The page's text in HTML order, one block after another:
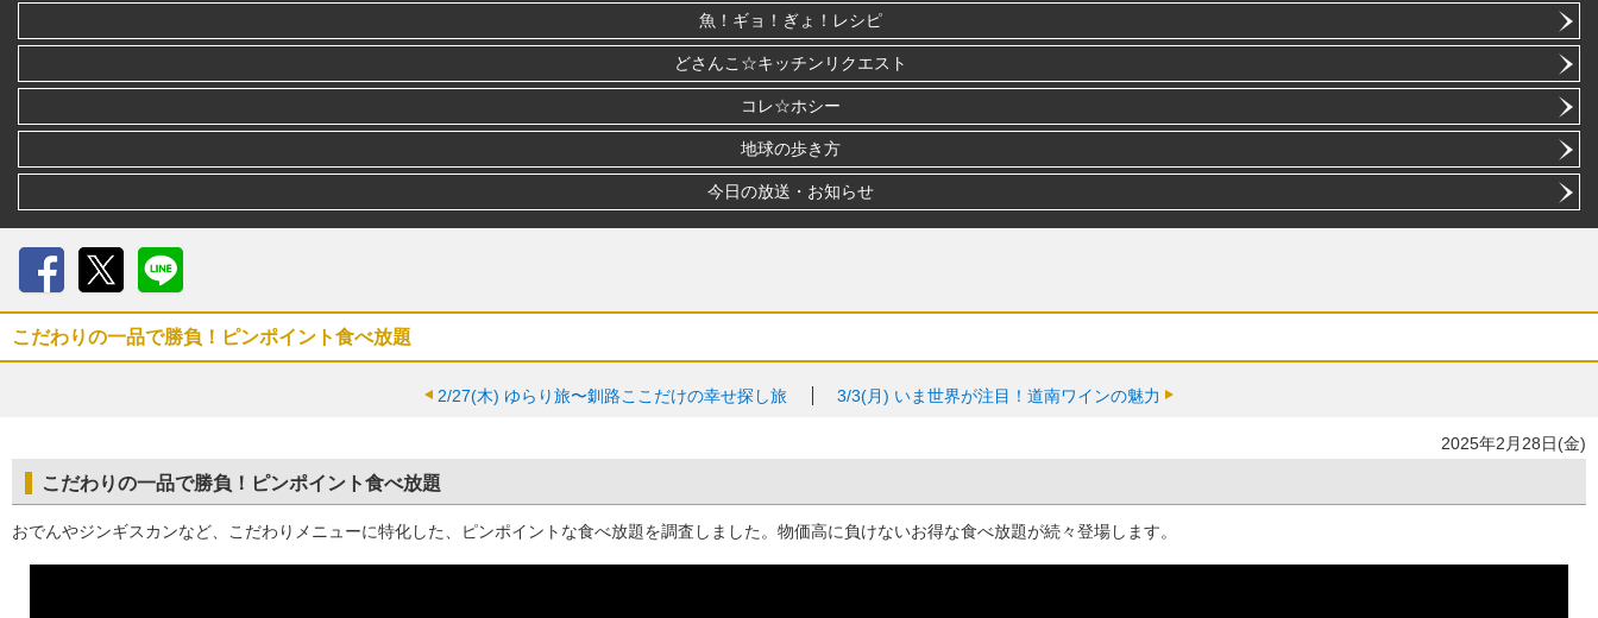
魚！ギョ！ぎょ！レシピ
どさんこ☆キッチンリクエスト
コレ☆ホシー
地球の歩き方
今日の放送・お知らせ
こだわりの一品で勝負！ピンポイント食べ放題
2/27(木) ゆらり旅〜釧路ここだけの幸せ探し旅 3/3(月) いま世界が注目！道南ワインの魅力
2025年2月28日(金)
こだわりの一品で勝負！ピンポイント食べ放題
おでんやジンギスカンなど、こだわりメニューに特化した、ピンポイントな食べ放題を調査しました。物価高に負けないお得な食べ放題が続々登場します。